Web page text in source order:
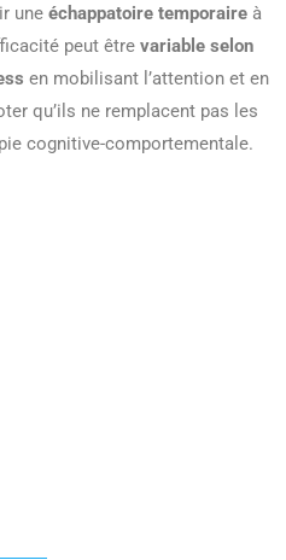
une échappatoire temporaire à
peut être variable selon
en mobilisant l’attention et en
qu’ils ne remplacent pas les
cognitive-comportementale.